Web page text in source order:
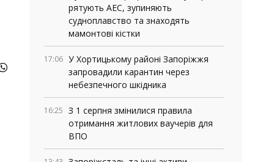
рятують АЕС, зупиняють
судноплавство та знаходять
мамонтові кістки
17:06 У Хортицькому районі Запоріжжя
запровадили карантин через
небезпечного шкідника
16:25 З 1 серпня змінилися правила
отримання житлових ваучерів для
ВПО